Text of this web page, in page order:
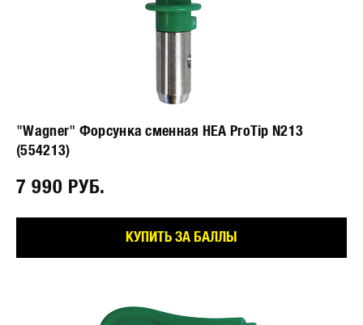
"Wagner" Форсунка сменная HEA ProTip N213
(554213)
7 990 РУБ.⠀
КУПИТЬ ЗА БАЛЛЫ